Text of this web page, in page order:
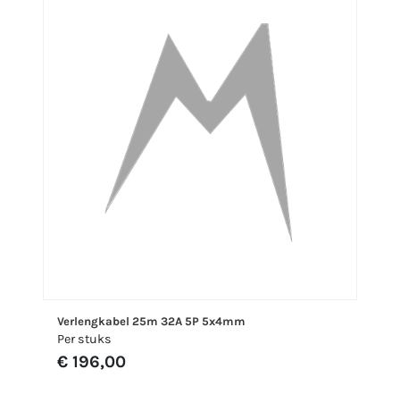
Verlengkabel 25m 32A 5P 5x4mm
Per stuks
€ 196,00